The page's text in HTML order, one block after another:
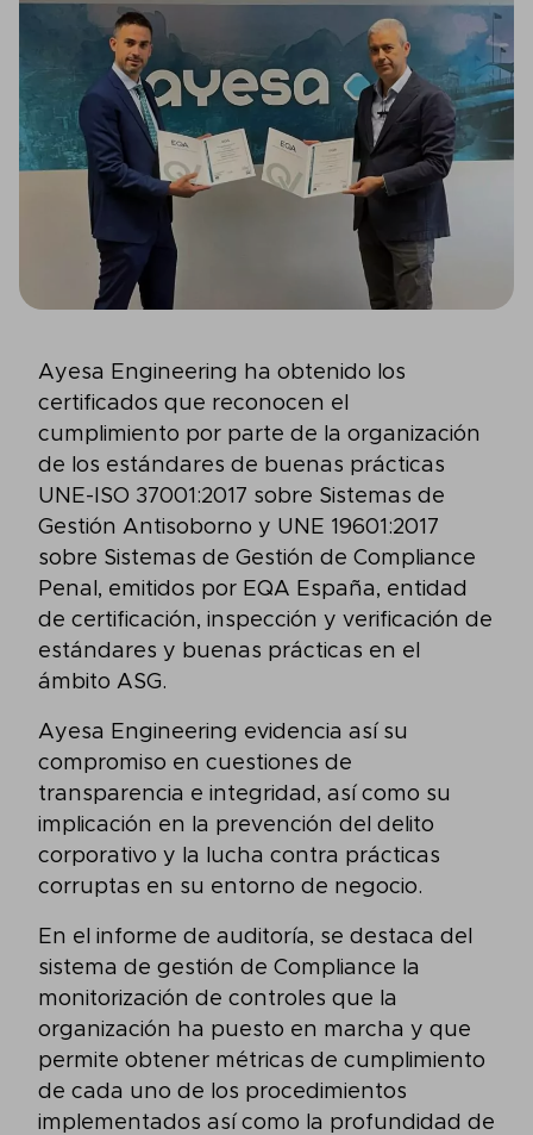
Ayesa Engineering ha obtenido los
certificados que reconocen el
cumplimiento por parte de la organización
de los estándares de buenas prácticas
UNE-ISO 37001:2017 sobre Sistemas de
Gestión Antisoborno y UNE 19601:2017
sobre Sistemas de Gestión de Compliance
Penal, emitidos por EQA España, entidad
de certificación, inspección y verificación de
estándares y buenas prácticas en el
ámbito ASG.
Ayesa Engineering evidencia así su
compromiso en cuestiones de
transparencia e integridad, así como su
implicación en la prevención del delito
corporativo y la lucha contra prácticas
corruptas en su entorno de negocio.
En el informe de auditoría, se destaca del
sistema de gestión de Compliance la
monitorización de controles que la
organización ha puesto en marcha y que
permite obtener métricas de cumplimiento
de cada uno de los procedimientos
implementados así como la profundidad de